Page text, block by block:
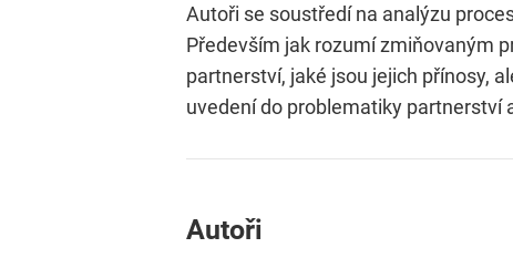
Autoři se soustředí na analýzu
Především jak rozumí zmiňovaným
partnerství, jaké jsou jejich přínosy,
uvedení do problematiky partnerství
Autoři